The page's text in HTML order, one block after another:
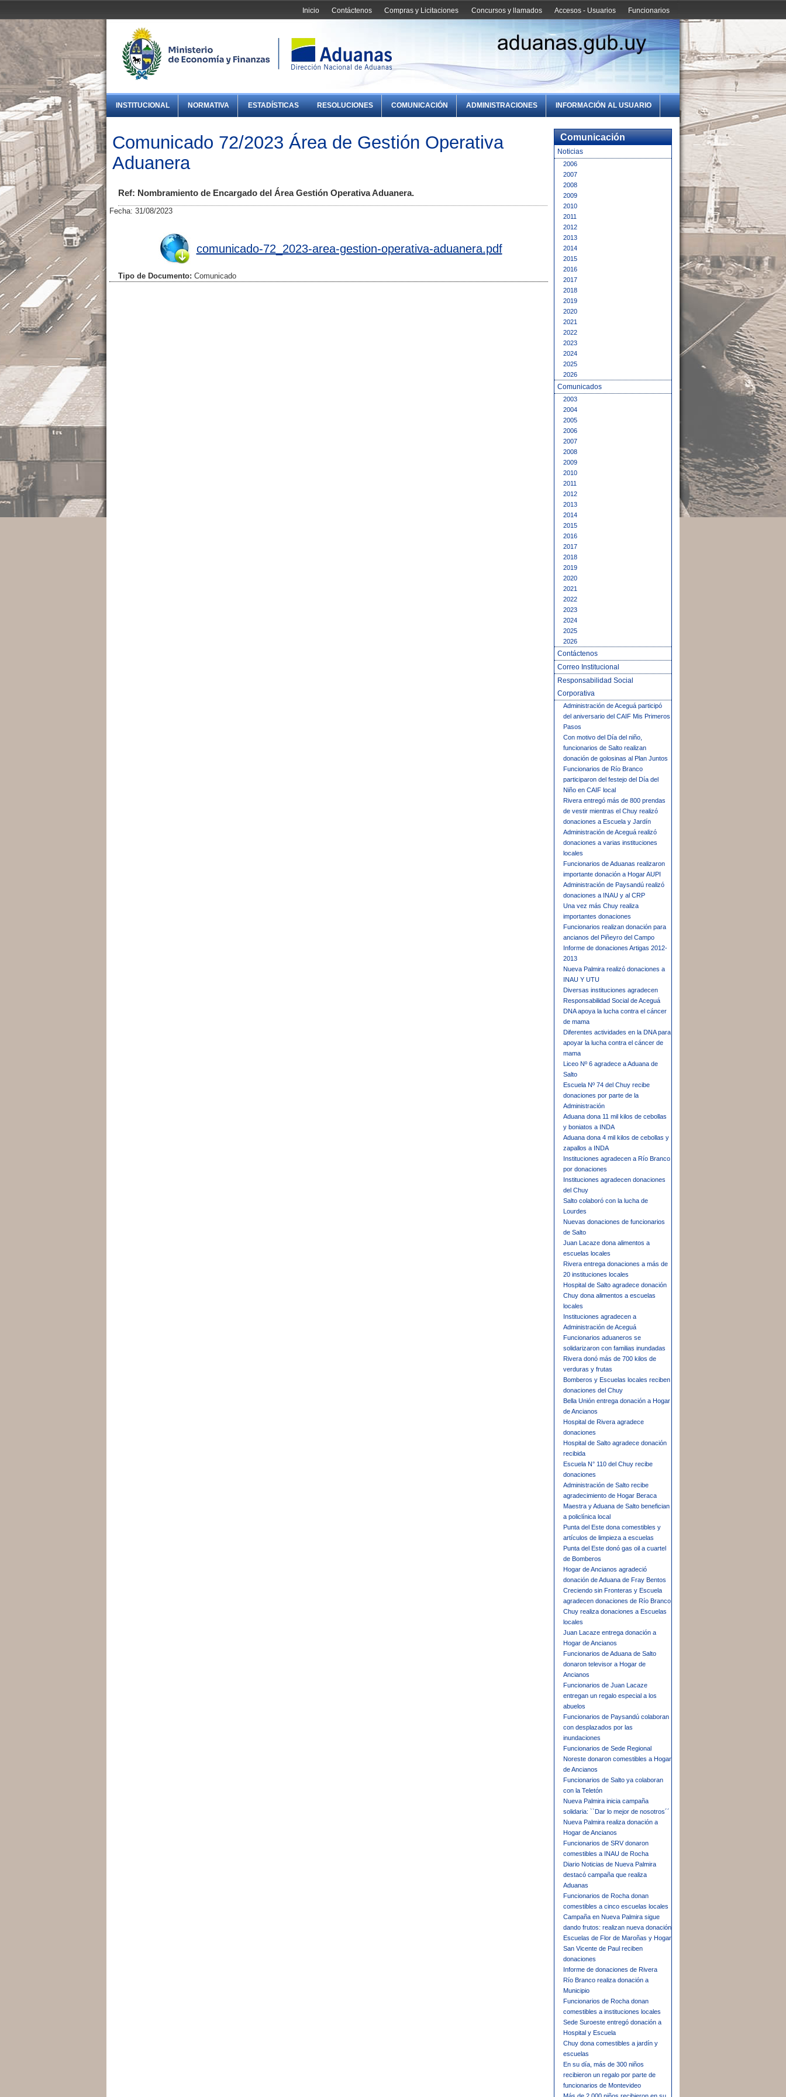
Funcionarios
Accesos - Usuarios
Concursos y llamados
Compras y Licitaciones
Contáctenos
Inicio
INSTITUCIONAL NORMATIVA ESTADÍSTICAS RESOLUCIONES COMUNICACIÓN ADMINISTRACIONES INFORMACIÓN AL USUARIO
Comunicado 72/2023 Área de Gestión Operativa
Aduanera
Ref: Nombramiento de Encargado del Área Gestión Operativa Aduanera.
Fecha: 31/08/2023
comunicado-72_2023-area-gestion-operativa-aduanera.pdf
Tipo de Documento: Comunicado
Comunicación
Noticias
2006
2007
2008
2009
2010
2011
2012
2013
2014
2015
2016
2017
2018
2019
2020
2021
2022
2023
2024
2025
2026
Comunicados
2003
2004
2005
2006
2007
2008
2009
2010
2011
2012
2013
2014
2015
2016
2017
2018
2019
2020
2021
2022
2023
2024
2025
2026
Contáctenos
Correo Institucional
Responsabilidad Social
Corporativa
Administración de Aceguá participó
del aniversario del CAIF Mis Primeros
Pasos
Con motivo del Día del niño,
funcionarios de Salto realizan
donación de golosinas al Plan Juntos
Funcionarios de Río Branco
participaron del festejo del Día del
Niño en CAIF local
Rivera entregó más de 800 prendas
de vestir mientras el Chuy realizó
donaciones a Escuela y Jardín
Administración de Aceguá realizó
donaciones a varias instituciones
locales
Funcionarios de Aduanas realizaron
importante donación a Hogar AUPI
Administración de Paysandú realizó
donaciones a INAU y al CRP
Una vez más Chuy realiza
importantes donaciones
Funcionarios realizan donación para
ancianos del Piñeyro del Campo
Informe de donaciones Artigas 2012-
2013
Nueva Palmira realizó donaciones a
INAU Y UTU
Diversas instituciones agradecen
Responsabilidad Social de Aceguá
DNA apoya la lucha contra el cáncer
de mama
Diferentes actividades en la DNA para
apoyar la lucha contra el cáncer de
mama
Liceo Nº 6 agradece a Aduana de
Salto
Escuela Nº 74 del Chuy recibe
donaciones por parte de la
Administración
Aduana dona 11 mil kilos de cebollas
y boniatos a INDA
Aduana dona 4 mil kilos de cebollas y
zapallos a INDA
Instituciones agradecen a Río Branco
por donaciones
Instituciones agradecen donaciones
del Chuy
Salto colaboró con la lucha de
Lourdes
Nuevas donaciones de funcionarios
de Salto
Juan Lacaze dona alimentos a
escuelas locales
Rivera entrega donaciones a más de
20 instituciones locales
Hospital de Salto agradece donación
Chuy dona alimentos a escuelas
locales
Instituciones agradecen a
Administración de Aceguá
Funcionarios aduaneros se
solidarizaron con familias inundadas
Rivera donó más de 700 kilos de
verduras y frutas
Bomberos y Escuelas locales reciben
donaciones del Chuy
Bella Unión entrega donación a Hogar
de Ancianos
Hospital de Rivera agradece
donaciones
Hospital de Salto agradece donación
recibida
Escuela N° 110 del Chuy recibe
donaciones
Administración de Salto recibe
agradecimiento de Hogar Beraca
Maestra y Aduana de Salto benefician
a policlínica local
Punta del Este dona comestibles y
artículos de limpieza a escuelas
Punta del Este donó gas oil a cuartel
de Bomberos
Hogar de Ancianos agradeció
donación de Aduana de Fray Bentos
Creciendo sin Fronteras y Escuela
agradecen donaciones de Río Branco
Chuy realiza donaciones a Escuelas
locales
Juan Lacaze entrega donación a
Hogar de Ancianos
Funcionarios de Aduana de Salto
donaron televisor a Hogar de
Ancianos
Funcionarios de Juan Lacaze
entregan un regalo especial a los
abuelos
Funcionarios de Paysandú colaboran
con desplazados por las
inundaciones
Funcionarios de Sede Regional
Noreste donaron comestibles a Hogar
de Ancianos
Funcionarios de Salto ya colaboran
con la Teletón
Nueva Palmira inicia campaña
solidaria: ``Dar lo mejor de nosotros´´
Nueva Palmira realiza donación a
Hogar de Ancianos
Funcionarios de SRV donaron
comestibles a INAU de Rocha
Diario Noticias de Nueva Palmira
destacó campaña que realiza
Aduanas
Funcionarios de Rocha donan
comestibles a cinco escuelas locales
Campaña en Nueva Palmira sigue
dando frutos: realizan nueva donación
Escuelas de Flor de Maroñas y Hogar
San Vicente de Paul reciben
donaciones
Informe de donaciones de Rivera
Río Branco realiza donación a
Municipio
Funcionarios de Rocha donan
comestibles a instituciones locales
Sede Suroeste entregó donación a
Hospital y Escuela
Chuy dona comestibles a jardín y
escuelas
En su día, más de 300 niños
recibieron un regalo por parte de
funcionarios de Montevideo